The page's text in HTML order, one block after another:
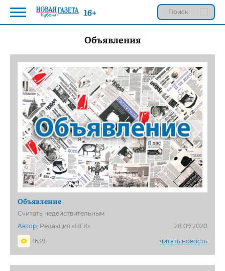
Объявления
Объявление
Считать недействительным
Автор: Редакция «НГК»
28.09.2020
1639
читать новость
16+